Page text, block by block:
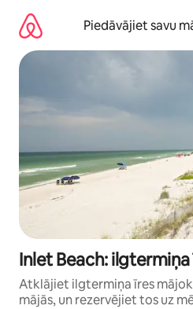
saturu
Piedāvājiet savu
Inlet Beach:
Atklājiet ilgtermiņa īres
mājās, un rezervējiet tos uz